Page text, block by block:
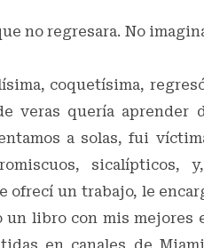
no regresara. No
coquetísima,
veras quería aprender
a solas, fui
sicalípticos,
ofrecí un trabajo, le
libro con mis mejores